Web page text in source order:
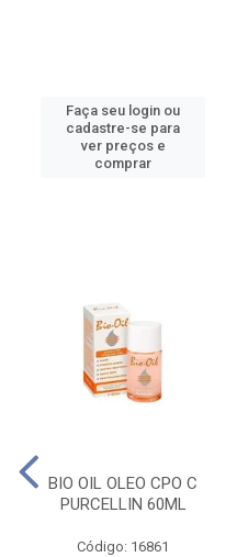
Faça seu login ou
cadastre-se para
ver preços e
comprar
BIO OIL OLEO CPO C
PURCELLIN 60ML
Código: 16861